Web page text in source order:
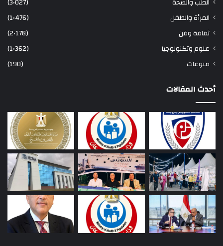
المرأة والطفل
(1٬476)
ثقافة وفن
(2٬178)
علوم وتكنولوجيا
(1٬362)
منوعات
(190)
أحدث المقالات